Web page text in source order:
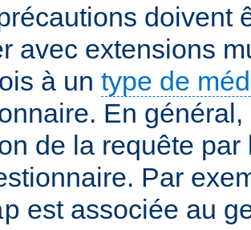
doivent
avec extensions
à un type de
En
de la requête
Par
est associée au